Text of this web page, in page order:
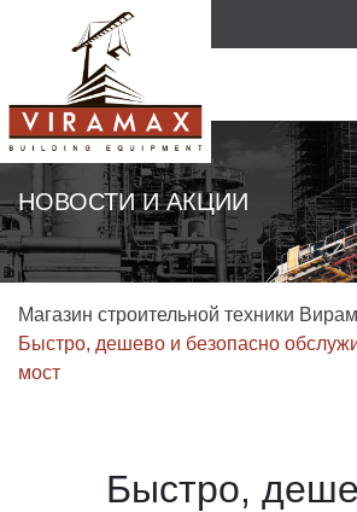
НОВОСТИ И АКЦИИ
Магазин строительной техники
Быстро, дешево и безопасно
мост
Быстро,